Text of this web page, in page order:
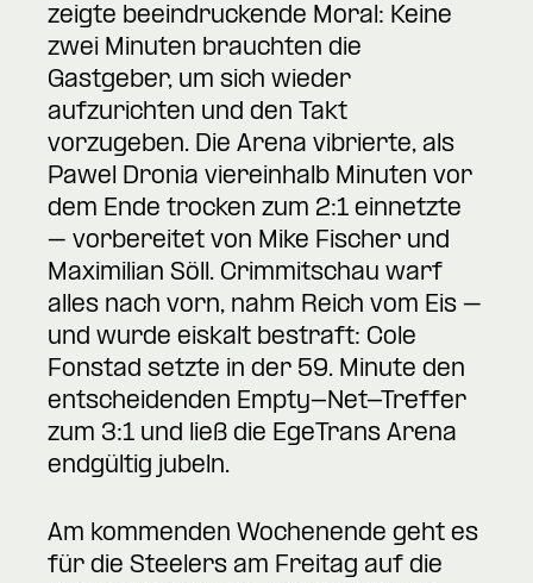
zeigte beeindruckende Moral: Keine
zwei Minuten brauchten die
Gastgeber, um sich wieder
aufzurichten und den Takt
vorzugeben. Die Arena vibrierte, als
Pawel Dronia viereinhalb Minuten vor
dem Ende trocken zum 2:1 einnetzte
– vorbereitet von Mike Fischer und
Maximilian Söll. Crimmitschau warf
alles nach vorn, nahm Reich vom Eis –
und wurde eiskalt bestraft: Cole
Fonstad setzte in der 59. Minute den
entscheidenden Empty-Net-Treffer
zum 3:1 und ließ die EgeTrans Arena
endgültig jubeln.
Am kommenden Wochenende geht es
für die Steelers am Freitag auf die